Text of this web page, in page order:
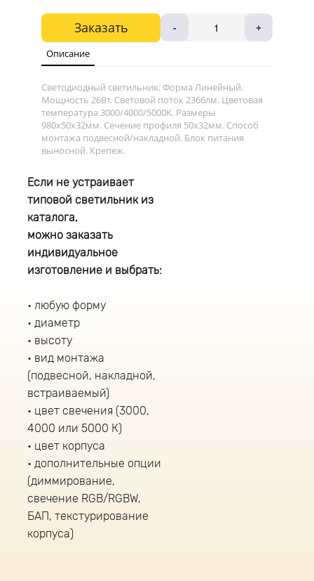
Заказать - +
Описание
Светодиодный светильник. Форма Линейный.
Мощность 26Вт. Световой поток 2366лм. Цветовая
температура 3000/4000/5000K. Размеры
980х50x32мм. Сечение профиля 50x32мм. Способ
монтажа подвесной/накладной. Блок питания
выносной. Крепеж.
Если не устраивает
типовой светильник из
каталога,
можно заказать
индивидуальное
изготовление и выбрать:
любую форму
диаметр
высоту
вид монтажа
(подвесной, накладной,
встраиваемый)
цвет свечения (3000,
4000 или 5000 К)
цвет корпуса
дополнительные опции
(диммирование,
свечение RGB/RGBW,
БАП, текстурирование
корпуса)